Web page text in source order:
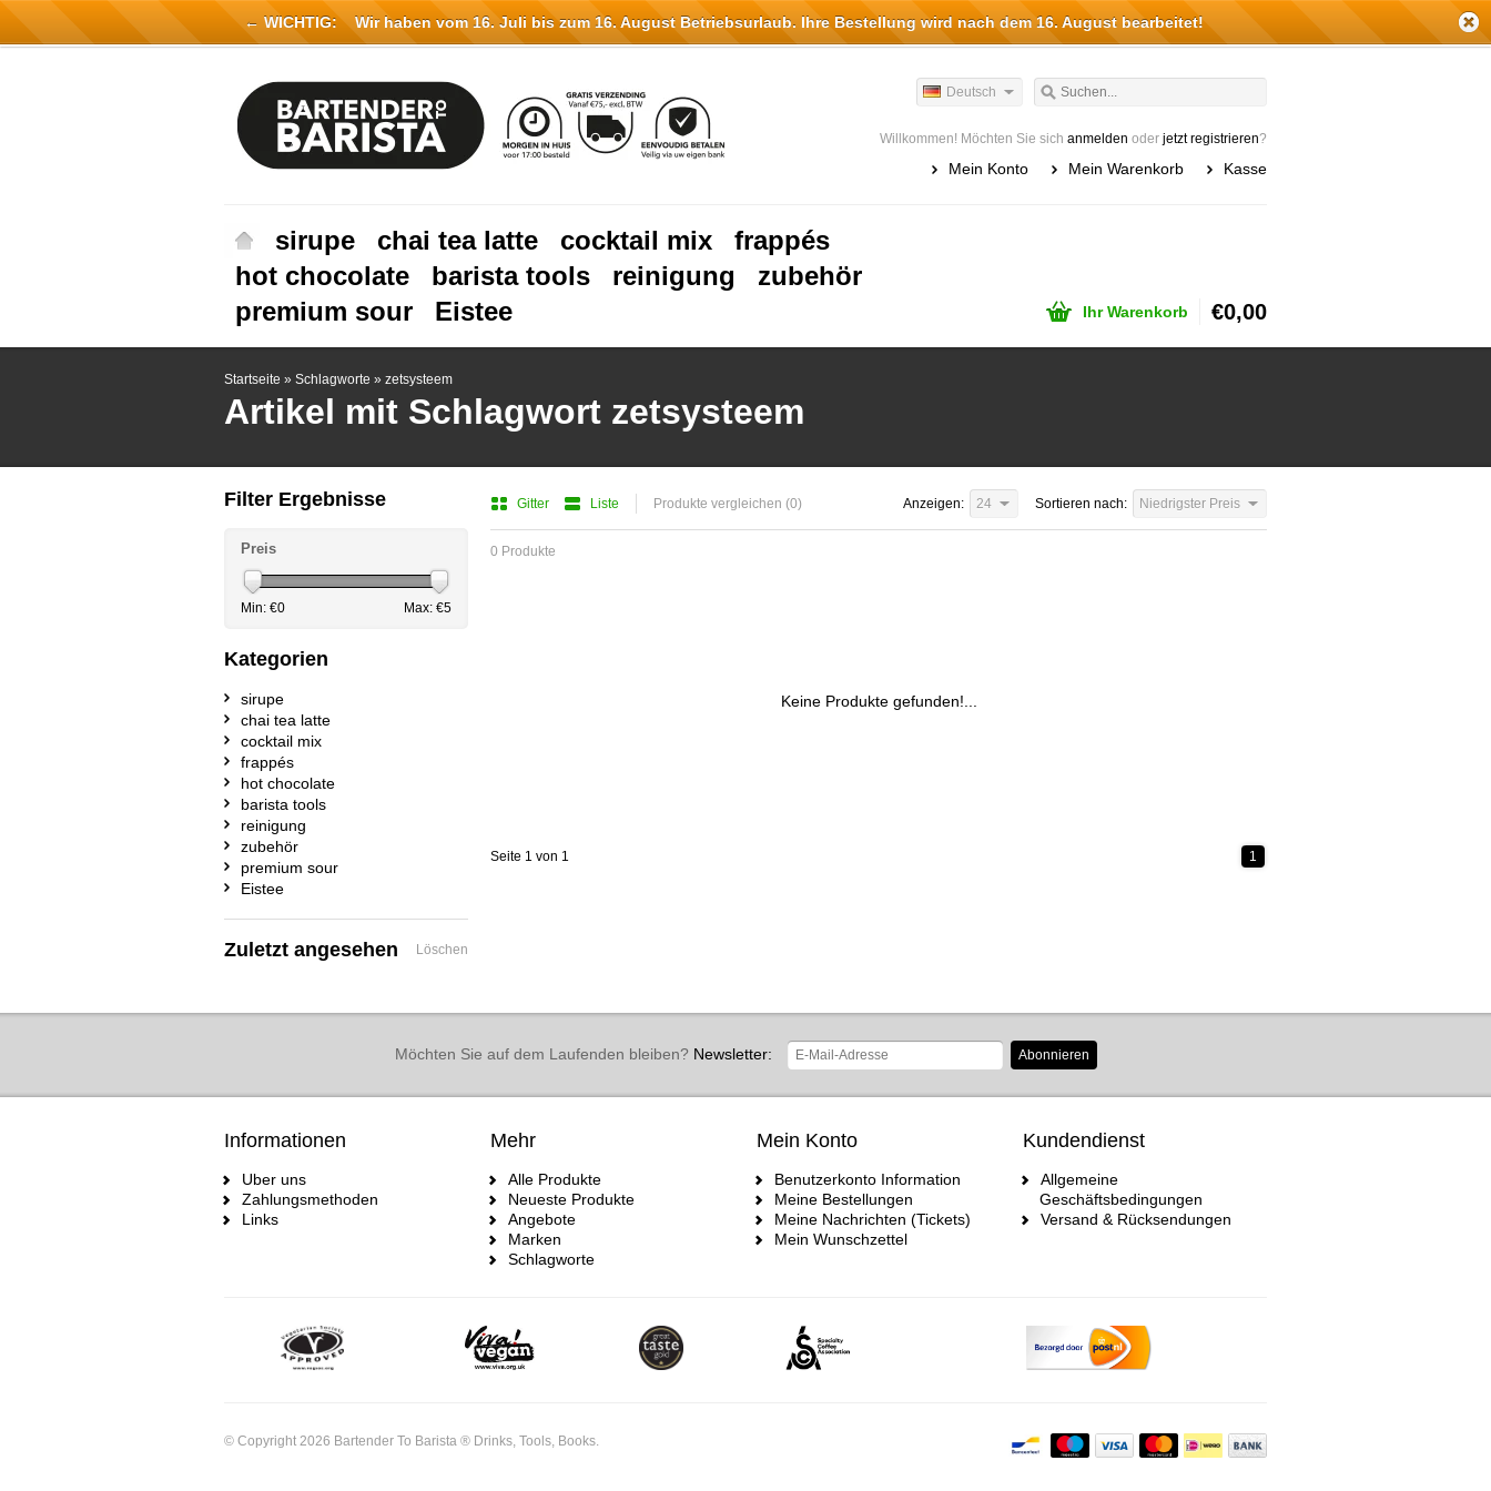
Deutsch
Willkommen! Möchten Sie sich anmelden oder jetzt registrieren?
Mein Konto Mein Warenkorb Kasse
sirupe chai tea latte cocktail mix
frappés
hot chocolate
barista tools reinigung
zubehör
premium sour
Eistee Ihr Warenkorb €0,00
Startseite » Schlagworte » zetsysteem
Artikel mit Schlagwort zetsysteem
Gitter Liste Produkte vergleichen (0) Sortieren nach: Niedrigster Preis
Anzeigen: 24
0 Produkte
Keine Produkte gefunden!...
Seite 1 von 1 1
Filter Ergebnisse
Preis
Min: €0 Max: €5
Kategorien
sirupe
chai tea latte
cocktail mix
frappés
hot chocolate
barista tools
reinigung
zubehör
premium sour
Eistee
Zuletzt angesehen Löschen
Möchten Sie auf dem Laufenden bleiben?Newsletter: Abonnieren
Informationen
Uber uns
Zahlungsmethoden
Links
Mehr
Alle Produkte
Neueste Produkte
Angebote
Marken
Schlagworte
Mein Konto
Benutzerkonto Information
Meine Bestellungen
Meine Nachrichten (Tickets)
Mein Wunschzettel
Kundendienst
Allgemeine
Geschäftsbedingungen
Versand & Rücksendungen
© Copyright 2026 Bartender To Barista ® Drinks, Tools, Books.
← WICHTIG:Wir haben vom 16. Juli bis zum 16. August Betriebsurlaub. Ihre Bestellung wird nach dem 16. August bearbeitet!